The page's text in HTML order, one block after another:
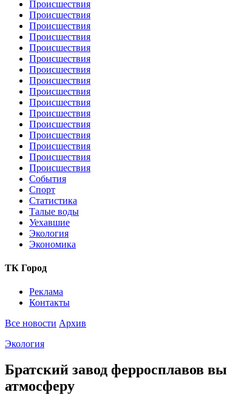
Происшествия
Происшествия
Происшествия
Происшествия
Происшествия
Происшествия
Происшествия
Происшествия
Происшествия
Происшествия
Происшествия
Происшествия
Происшествия
Происшествия
Происшествия
Происшествия
События
Спорт
Статистика
Талые воды
Уехавшие
Экология
Экономика
ТК Город
Реклама
Контакты
Все новости Архив
Экология
Братский завод ферросплавов
атмосферу